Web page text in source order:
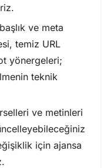
ve meta
temiz URL
yönergeleri;
teknik
ve metinleri
için ajansa